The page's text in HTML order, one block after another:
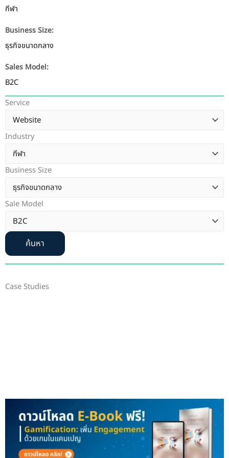
กีฬา
Business Size:
ธุรกิจขนาดกลาง
Sales Model:
B2C
Service
Industry
Business Size
Sale Model
ค้นหา
Case Studies